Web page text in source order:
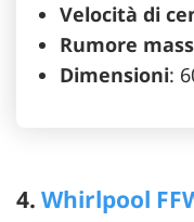
Velocità di
Rumore
Dimensioni:
4. Whirlpool